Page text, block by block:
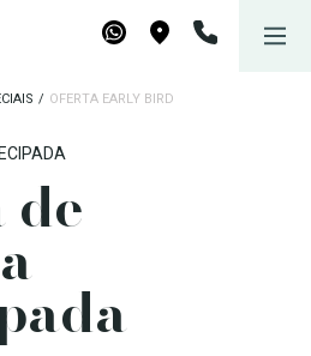
WhatsApp
Maps
agora
/ OFERTA EARLY BIRD